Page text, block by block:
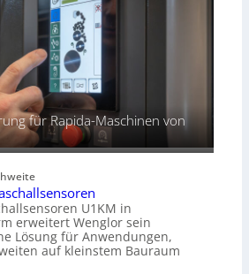
für Rapida-Maschinen von
U1KM in
erweitert Wenglor sein
Lösung für Anwendungen,
auf kleinstem Bauraum